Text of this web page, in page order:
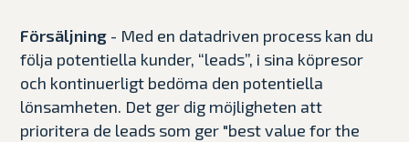
Försäljning - Med en datadriven process kan du
följa potentiella kunder, “leads”, i sina köpresor
och kontinuerligt bedöma den potentiella
lönsamheten. Det ger dig möjligheten att
prioritera de leads som ger "best value for the